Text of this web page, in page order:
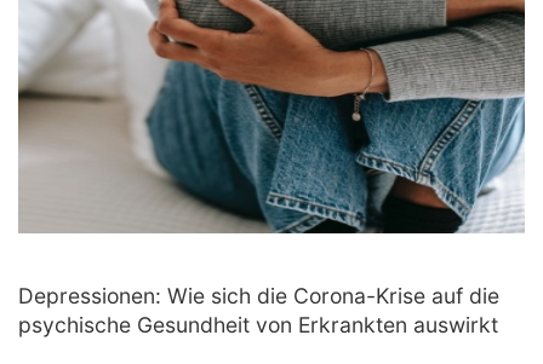
Depressionen: Wie sich die Corona-Krise auf die
psychische Gesundheit von Erkrankten auswirkt